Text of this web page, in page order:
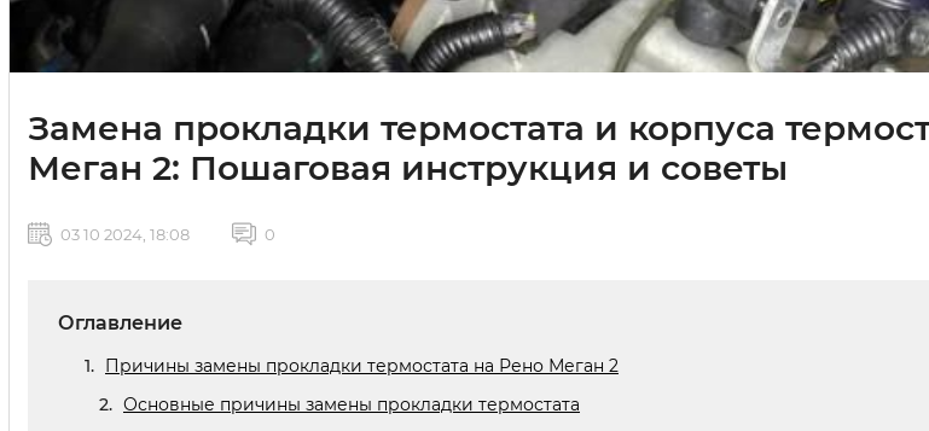
Замена прокладки термостата и корпуса
Меган 2: Пошаговая инструкция и советы
03 10 2024, 18:08 0
Оглавление
Причины замены прокладки термостата на Рено Меган 2
Основные причины замены прокладки термостата